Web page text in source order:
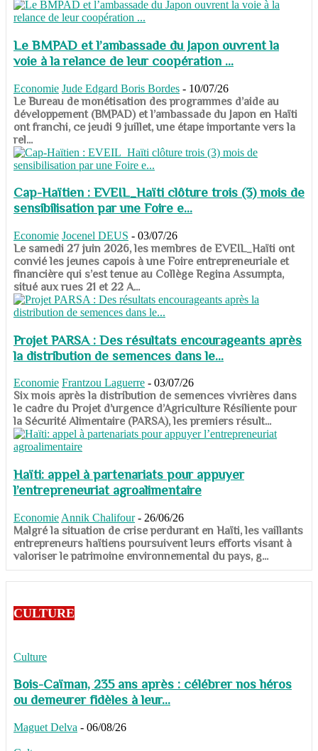
Le BMPAD et l’ambassade du Japon ouvrent la
voie à la relance de leur coopération ...
Economie Jude Edgard Boris Bordes - 10/07/26
​​​​​​​Le Bureau de monétisation des programmes d’aide au
développement (BMPAD) et l’ambassade du Japon en Haïti
ont franchi, ce jeudi 9 juillet, une étape importante vers la
rel...
Cap-Haïtien : EVEIL_Haïti clôture trois (3) mois de
sensibilisation par une Foire e...
Economie Jocenel DEUS - 03/07/26
Le samedi 27 juin 2026, les membres de EVEIL_Haïti ont
convié les jeunes capois à une Foire entrepreneuriale et
financière qui s’est tenue au Collège Regina Assumpta,
situé aux rues 21 et 22 A...
Projet PARSA : Des résultats encourageants après
la distribution de semences dans le...
Economie Frantzou Laguerre - 03/07/26
​​​​​​​Six mois après la distribution de semences vivrières dans
le cadre du Projet d’urgence d’Agriculture Résiliente pour
la Sécurité Alimentaire (PARSA), les premiers résult...
Haïti: appel à partenariats pour appuyer
l’entrepreneuriat agroalimentaire
Economie Annik Chalifour - 26/06/26
​​​​​​​Malgré la situation de crise perdurant en Haïti, les vaillants
entrepreneurs haïtiens poursuivent leurs efforts visant à
valoriser le patrimoine environnemental du pays, g...
CULTURE
Culture
Bois-Caïman, 235 ans après : célébrer nos héros
ou demeurer fidèles à leur...
Maguet Delva - 06/08/26